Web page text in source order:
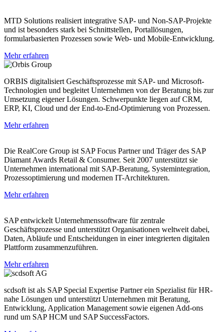
MTD Solutions realisiert integrative SAP- und Non-SAP-Projekte
und ist besonders stark bei Schnittstellen, Portallösungen,
formularbasierten Prozessen sowie Web- und Mobile-Entwicklung.
Mehr erfahren
ORBIS digitalisiert Geschäftsprozesse mit SAP- und Microsoft-
Technologien und begleitet Unternehmen von der Beratung bis zur
Umsetzung eigener Lösungen. Schwerpunkte liegen auf CRM,
ERP, KI, Cloud und der End-to-End-Optimierung von Prozessen.
Mehr erfahren
Die RealCore Group ist SAP Focus Partner und Träger des SAP
Diamant Awards Retail & Consumer. Seit 2007 unterstützt sie
Unternehmen international mit SAP-Beratung, Systemintegration,
Prozessoptimierung und modernen IT-Architekturen.
Mehr erfahren
SAP entwickelt Unternehmenssoftware für zentrale
Geschäftsprozesse und unterstützt Organisationen weltweit dabei,
Daten, Abläufe und Entscheidungen in einer integrierten digitalen
Plattform zusammenzuführen.
Mehr erfahren
scdsoft ist als SAP Special Expertise Partner ein Spezialist für HR-
nahe Lösungen und unterstützt Unternehmen mit Beratung,
Entwicklung, Application Management sowie eigenen Add-ons
rund um SAP HCM und SAP SuccessFactors.